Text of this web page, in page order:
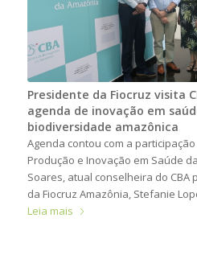
Presidente da Fiocruz visita
agenda de inovação em
biodiversidade amazônica
Agenda contou com a
Produção e Inovação em Saúde
Soares, atual conselheira do CBA
da Fiocruz Amazônia, Stefanie
Leia mais